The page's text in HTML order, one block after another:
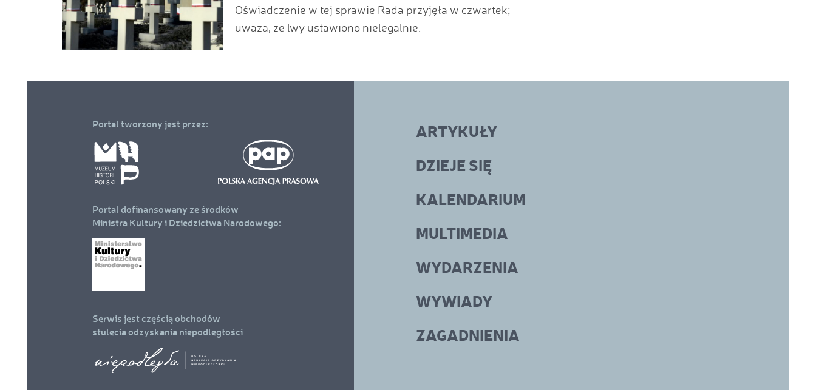
Oświadczenie w tej sprawie Rada przyjęła w czwartek;
uważa, że lwy ustawiono nielegalnie.
Portal tworzony jest przez:
Portal dofinansowany ze środków
Ministra Kultury i Dziedzictwa Narodowego:
Serwis jest częścią obchodów
stulecia odzyskania niepodległości
stopce
ARTYKUŁY
DZIEJE SIĘ
KALENDARIUM
MULTIMEDIA
WYDARZENIA
WYWIADY
ZAGADNIENIA